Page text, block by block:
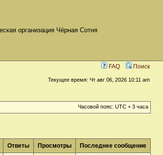
организация Чёрная Сотня
FAQ Поиск
Текущее время: Чт авг 06, 2026 10:11 am
Часовой пояс: UTC + 3 часа
Ответы Просмотры Последнее сообщение